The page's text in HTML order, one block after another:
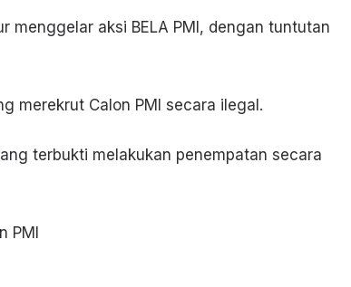
menggelar aksi BELA PMI, dengan tuntutan
merekrut Calon PMI secara ilegal.
terbukti melakukan penempatan secara
PMI